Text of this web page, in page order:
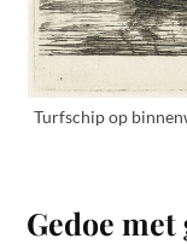
Turfschip op
Gedoe met